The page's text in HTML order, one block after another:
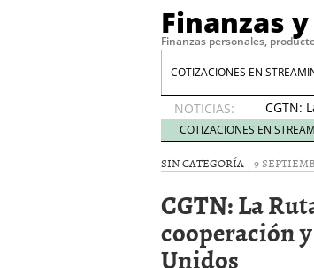
Finanzas
Finanzas personales,
COTIZACIONES EN
NOTICIAS:
CGTN:
Ruta
Stilwell
cumple
la
COTIZACIONES EN
SIN CATEGORÍA | 9
CGTN: La
cooperación
Unidos